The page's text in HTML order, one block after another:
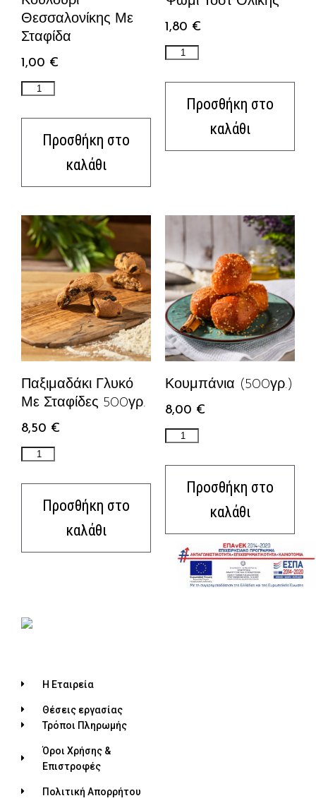
Θεσσαλονίκης Με
Σταφίδα
1,00 €
Προσθήκη στο
καλάθι
1,80 €
Προσθήκη στο
καλάθι
Παξιμαδάκι Γλυκό
Με Σταφίδες 500γρ.
8,50 €
Προσθήκη στο
καλάθι
Κουμπάνια (500γρ.)
8,00 €
Προσθήκη στο
καλάθι
Η Εταιρεία
Θέσεις εργασίας
Τρόποι Πληρωμής
Όροι Χρήσης &
Επιστροφές
Πολιτική Απορρήτου